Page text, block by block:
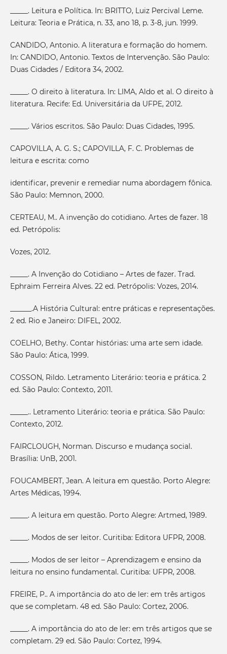
_____. Leitura e Política. In: BRITTO, Luiz Percival Leme.
Leitura: Teoria e Prática, n. 33, ano 18, p. 3-8, jun. 1999.
CANDIDO, Antonio. A literatura e formação do homem.
In: CANDIDO, Antonio. Textos de Intervenção. São Paulo:
Duas Cidades / Editora 34, 2002.
_____. O direito à literatura. In: LIMA, Aldo et al. O direito à
literatura. Recife: Ed. Universitária da UFPE, 2012.
_____. Vários escritos. São Paulo: Duas Cidades, 1995.
CAPOVILLA, A. G. S.; CAPOVILLA, F. C. Problemas de
leitura e escrita: como
identificar, prevenir e remediar numa abordagem fônica.
São Paulo: Memnon, 2000.
CERTEAU, M.. A invenção do cotidiano. Artes de fazer. 18
ed. Petrópolis:
Vozes, 2012.
_____. A Invenção do Cotidiano – Artes de fazer. Trad.
Ephraim Ferreira Alves. 22 ed. Petrópolis: Vozes, 2014.
______.A História Cultural: entre práticas e representações.
2 ed. Rio e Janeiro: DIFEL, 2002.
COELHO, Bethy. Contar histórias: uma arte sem idade.
São Paulo: Ática, 1999.
COSSON, Rildo. Letramento Literário: teoria e prática. 2
ed. São Paulo: Contexto, 2011.
_____.. Letramento Literário: teoria e prática. São Paulo:
Contexto, 2012.
FAIRCLOUGH, Norman. Discurso e mudança social.
Brasília: UnB, 2001.
FOUCAMBERT, Jean. A leitura em questão. Porto Alegre:
Artes Médicas, 1994.
_____. A leitura em questão. Porto Alegre: Artmed, 1989.
_____. Modos de ser leitor. Curitiba: Editora UFPR, 2008.
_____. Modos de ser leitor – Aprendizagem e ensino da
leitura no ensino fundamental. Curitiba: UFPR, 2008.
FREIRE, P.. A importância do ato de ler: em três artigos
que se completam. 48 ed. São Paulo: Cortez, 2006.
_____. A importância do ato de ler: em três artigos que se
completam. 29 ed. São Paulo: Cortez, 1994.